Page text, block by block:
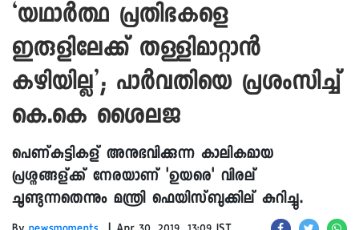
‘യഥാര്‍ത്ഥ പ്രതിഭകളെ
ഇരുളിലേക്ക് തള്ളിമാറ്റാന്‍
കഴിയില്ല’; പാര്‍വതിയെ പ്രശംസിച്ച്
കെ.കെ ശൈലജ
പെണ്കുട്ടികള് അനുഭവിക്കുന്ന കാലികമായ
പ്രശ്നങ്ങള്ക്ക് നേരയാണ് 'ഉയരെ' വിരല്
ചൂണ്ടുന്നതെന്നും മന്ത്രി ഫെയിസ്ബുക്കില് കുറിച്ചു.